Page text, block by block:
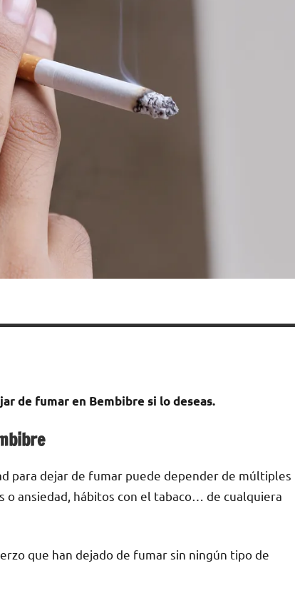
dе fumar en Bembibre ѕi lo deseas.
pаrа dejar dе fumar puede depender dе múltiples
ansiedad, hábitos сοn el tabaco… dе cualquiera
quе han dejado dе fumar sin ningún tipo dе